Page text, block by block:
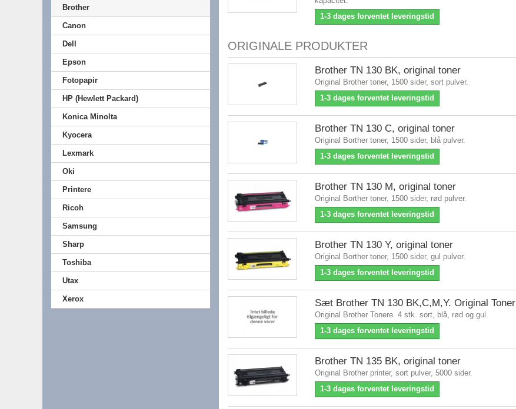
Brother
Canon
Dell
Epson
Fotopapir
HP (Hewlett Packard)
Konica Minolta
Kyocera
Lexmark
Oki
Printere
Ricoh
Samsung
Sharp
Toshiba
Utax
Xerox
1-3 dages forventet leveringstid
ORIGINALE PRODUKTER
Brother TN 130 BK, original toner
Original Brother toner, 1500 sider, sort pulver.
1-3 dages forventet leveringstid
Brother TN 130 C, original toner
Original Borther toner, 1500 sider, blå pulver.
1-3 dages forventet leveringstid
Brother TN 130 M, original toner
Original Borther toner, 1500 sider, rød pulver.
1-3 dages forventet leveringstid
Brother TN 130 Y, original toner
Original Borther toner, 1500 sider, gul pulver.
1-3 dages forventet leveringstid
Sæt Brother TN 130 BK,C,M,Y. Original Toner
Original Brother Tonere. 4 stk. sort, blå, rød og gul.
1-3 dages forventet leveringstid
Brother TN 135 BK, original toner
Original Brother printer, sort pulver, 5000 sider.
1-3 dages forventet leveringstid